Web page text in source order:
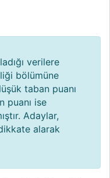
verilere
bölümüne
taban puanı
puanı ise
Adaylar,
alarak